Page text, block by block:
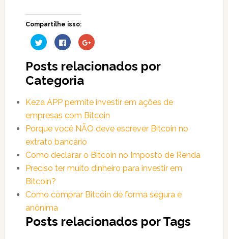
Compartilhe isso:
Clique
para
compartilhar
Twitter(abre
em
nova
janela)
Clique
para
compartilhar
Facebook(abre
em
nova
janela)
Compartilhe
no
em
nova
Posts relacionados por
Categoria
Keza APP permite investir em ações de
empresas com Bitcoin
Porque você NÃO deve escrever Bitcoin no
extrato bancário
Como declarar o Bitcoin no Imposto de Renda
Preciso ter muito dinheiro para investir em
Bitcoin?
Como comprar Bitcoin de forma segura e
anônima
Posts relacionados por Tags